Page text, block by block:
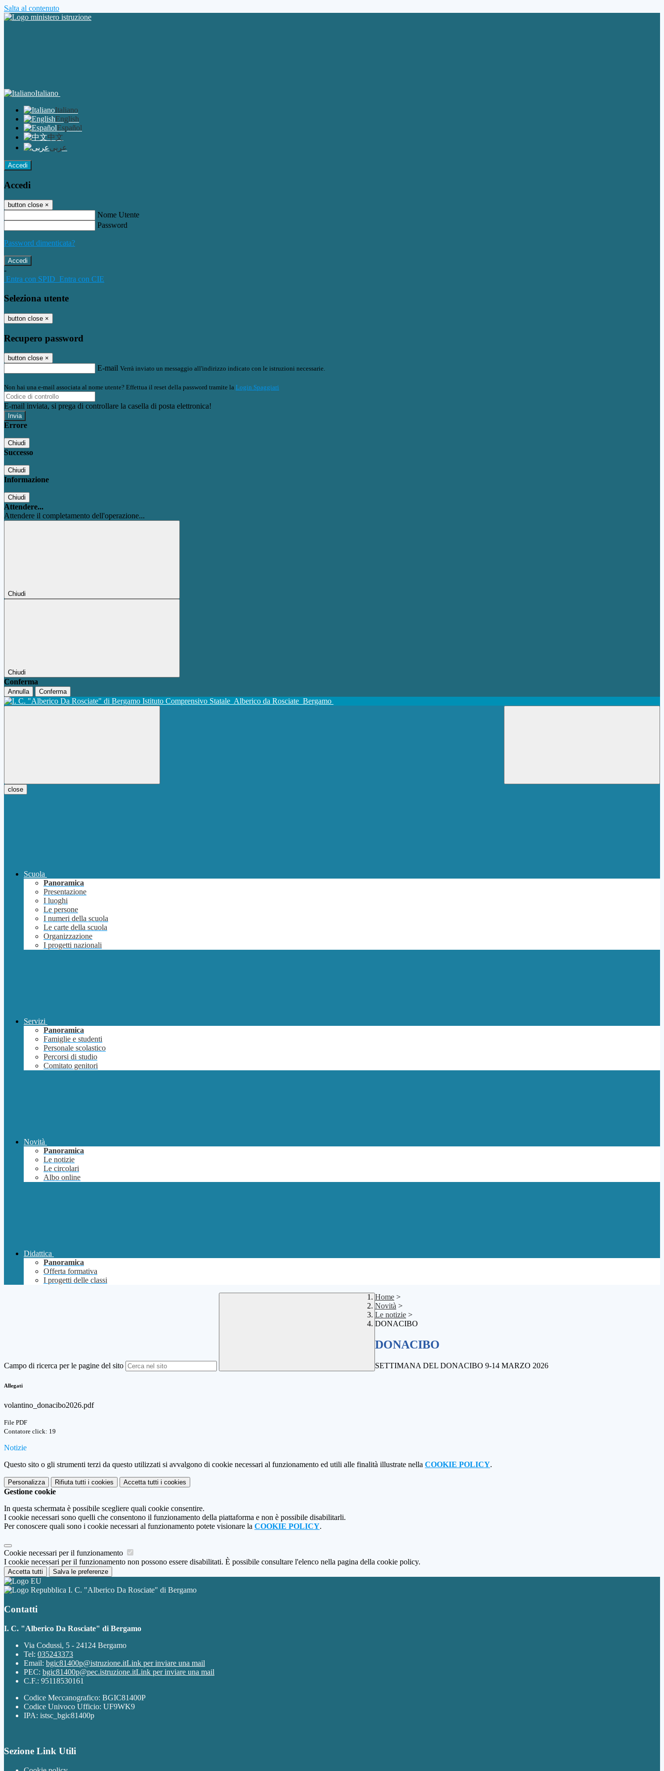
Salta al contenuto
Italiano
Italiano
English
Español
中文
عربى
Accedi
Accedi
button close ×
Nome Utente
Password
Password dimenticata?
-
Entra con SPID Entra con CIE
Seleziona utente
button close ×
Recupero password
button close ×
E-mail Verrà inviato un messaggio all'indirizzo indicato con le istruzioni necessarie.
Non hai una e-mail associata al nome utente? Effettua il reset della password tramite la Login Spaggiari
E-mail inviata, si prega di controllare la casella di posta elettronica!
Errore
Chiudi
Successo
Chiudi
Informazione
Chiudi
Attendere...
Attendere il completamento dell'operazione...
Chiudi
Chiudi
Conferma
Annulla Conferma
Istituto Comprensivo Statale Alberico da Rosciate Bergamo
close
Scuola
Panoramica
Presentazione
I luoghi
Le persone
I numeri della scuola
Le carte della scuola
Organizzazione
I progetti nazionali
Servizi
Panoramica
Famiglie e studenti
Personale scolastico
Percorsi di studio
Comitato genitori
Novità
Panoramica
Le notizie
Le circolari
Albo online
Didattica
Panoramica
Offerta formativa
I progetti delle classi
Campo di ricerca per le pagine del sito
Home >
Novità >
Le notizie >
DONACIBO
DONACIBO
SETTIMANA DEL DONACIBO 9-14 MARZO 2026
Allegati
volantino_donacibo2026.pdf
File PDF
Contatore click: 19
Notizie
Questo sito o gli strumenti terzi da questo utilizzati si avvalgono di cookie necessari al funzionamento ed utili alle finalità illustrate nella COOKIE POLICY.
Personalizza Rifiuta tutti i cookies Accetta tutti i cookies
Gestione cookie
In questa schermata è possibile scegliere quali cookie consentire.
I cookie necessari sono quelli che consentono il funzionamento della piattaforma e non è possibile disabilitarli.
Per conoscere quali sono i cookie necessari al funzionamento potete visionare la COOKIE POLICY.
Cookie necessari per il funzionamento
I cookie necessari per il funzionamento non possono essere disabilitati. È possibile consultare l'elenco nella pagina della cookie policy.
Accetta tutti Salva le preferenze
I. C. "Alberico Da Rosciate" di Bergamo
Contatti
I. C. "Alberico Da Rosciate" di Bergamo
Via Codussi, 5 - 24124 Bergamo
Tel: 035243373
Email: bgic81400p@istruzione.itLink per inviare una mail
PEC: bgic81400p@pec.istruzione.itLink per inviare una mail
C.F.: 95118530161
Codice Meccanografico: BGIC81400P
Codice Univoco Ufficio: UF9WK9
IPA: istsc_bgic81400p
Sezione Link Utili